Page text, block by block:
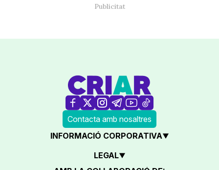
Contacta amb nosaltres
INFORMACIÓ CORPORATIVA
LEGAL